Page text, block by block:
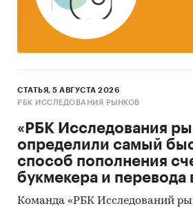
СТАТЬЯ, 5 АВГУСТА 2026
РБК ИССЛЕДОВАНИЯ РЫНКОВ
«РБК Исследования
определили самый
способ пополнения
букмекера и
Команда «РБК Исследований